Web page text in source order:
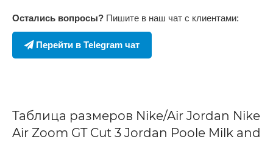
Остались вопросы? Пишите в наш чат с клиентами:
Перейти в Telegram чат
Таблица размеров Nike/Air Jordan Nike
Air Zoom GT Cut 3 Jordan Poole Milk and